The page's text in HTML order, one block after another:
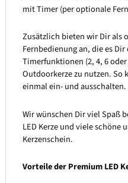
mit Timer (per optionale
Zusätzlich bieten wir Dir als
Fernbedienung an, die es
Timerfunktionen (2, 4, 6
Outdoorkerze zu nutzen. So
einmal ein- und ausschalten.
Wir wünschen Dir viel Spaß
LED Kerze und viele
Kerzenschein.
Vorteile der Premium LED